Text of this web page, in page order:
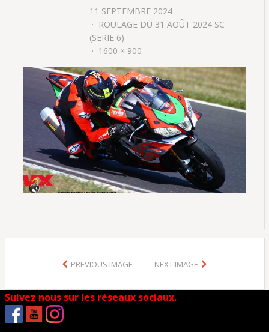
11 SEPTEMBRE 2024
ROULAGE DU 31 AOÛT 2024 SC
(SERIE 6)
1600 × 900
PREVIOUS IMAGE NEXT IMAGE
Suivez nous sur les réseaux sociaux.